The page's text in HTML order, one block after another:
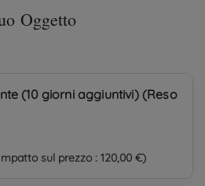
(10 giorni aggiuntivi) (Reso
sul prezzo : 120,00 €)